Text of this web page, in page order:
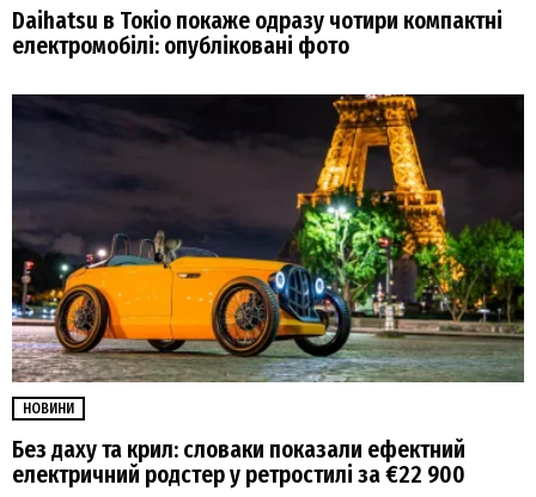
Daihatsu в Токіо покаже одразу чотири компактні
електромобілі: опубліковані фото
НОВИНИ
Без даху та крил: словаки показали ефектний
електричний родстер у ретростилі за €22 900